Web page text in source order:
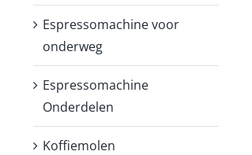
Espressomachine voor
onderweg
Espressomachine
Onderdelen
Koffiemolen